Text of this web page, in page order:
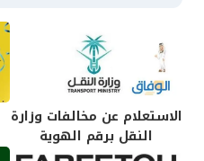
الاستعلام عن مخالفات وزارة
النقل برقم الهوية